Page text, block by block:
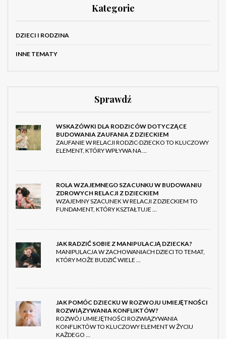
Kategorie
DZIECI I RODZINA
INNE TEMATY
Sprawdź
WSKAZÓWKI DLA RODZICÓW DOTYCZĄCE
BUDOWANIA ZAUFANIA Z DZIECKIEM
ZAUFANIE W RELACJI RODZIC-DZIECKO TO KLUCZOWY
ELEMENT, KTÓRY WPŁYWA NA …
ROLA WZAJEMNEGO SZACUNKU W BUDOWANIU
ZDROWYCH RELACJI Z DZIECKIEM
WZAJEMNY SZACUNEK W RELACJI Z DZIECKIEM TO
FUNDAMENT, KTÓRY KSZTAŁTUJE …
JAK RADZIĆ SOBIE Z MANIPULACJĄ DZIECKA?
MANIPULACJA W ZACHOWANIACH DZIECI TO TEMAT,
KTÓRY MOŻE BUDZIĆ WIELE …
JAK POMÓC DZIECKU W ROZWOJU UMIEJĘTNOŚCI
ROZWIĄZYWANIA KONFLIKTÓW?
ROZWÓJ UMIEJĘTNOŚCI ROZWIĄZYWANIA
KONFLIKTÓW TO KLUCZOWY ELEMENT W ŻYCIU
KAŻDEGO …